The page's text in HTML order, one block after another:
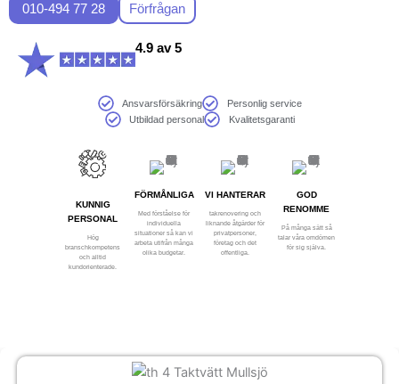
010-494 77 28 Förfrågan
4.9 av 5
Ansvarsförsäkring
Personlig service
Utbildad personal
Kvalitetsgaranti
KUNNIG
PERSONAL
Hög
branschkompetens
och alltid
kundorienterade.
FÖRMÅNLIGA
Med förståelse för
individuella
situationer så kan vi
arbeta utifrån många
olika budgetar.
VI HANTERAR
takrenovering och
liknande åtgärder för
privatpersoner,
företag och det
offentliga.
GOD
RENOMME
På många sätt så
talar våra omdömen
för sig själva.